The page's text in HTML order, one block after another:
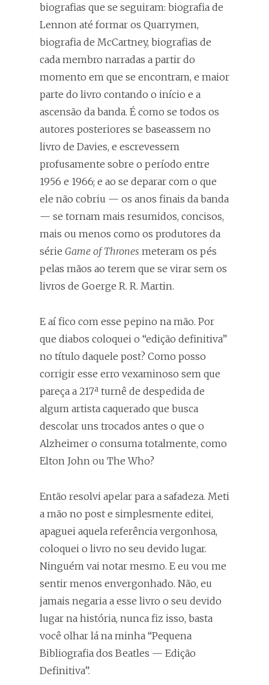
biografias que se seguiram: biografia de
Lennon até formar os Quarrymen,
biografia de McCartney, biografias de
cada membro narradas a partir do
momento em que se encontram, e maior
parte do livro contando o início e a
ascensão da banda. É como se todos os
autores posteriores se baseassem no
livro de Davies, e escrevessem
profusamente sobre o período entre
1956 e 1966; e ao se deparar com o que
ele não cobriu — os anos finais da banda
— se tornam mais resumidos, concisos,
mais ou menos como os produtores da
série Game of Thrones meteram os pés
pelas mãos ao terem que se virar sem os
livros de Goerge R. R. Martin.
E aí fico com esse pepino na mão. Por
que diabos coloquei o “edição definitiva”
no título daquele post? Como posso
corrigir esse erro vexaminoso sem que
pareça a 217ª turnê de despedida de
algum artista caquerado que busca
descolar uns trocados antes o que o
Alzheimer o consuma totalmente, como
Elton John ou The Who?
Então resolvi apelar para a safadeza. Meti
a mão no post e simplesmente editei,
apaguei aquela referência vergonhosa,
coloquei o livro no seu devido lugar.
Ninguém vai notar mesmo. E eu vou me
sentir menos envergonhado. Não, eu
jamais negaria a esse livro o seu devido
lugar na história, nunca fiz isso, basta
você olhar lá na minha “Pequena
Bibliografia dos Beatles — Edição
Definitiva”.